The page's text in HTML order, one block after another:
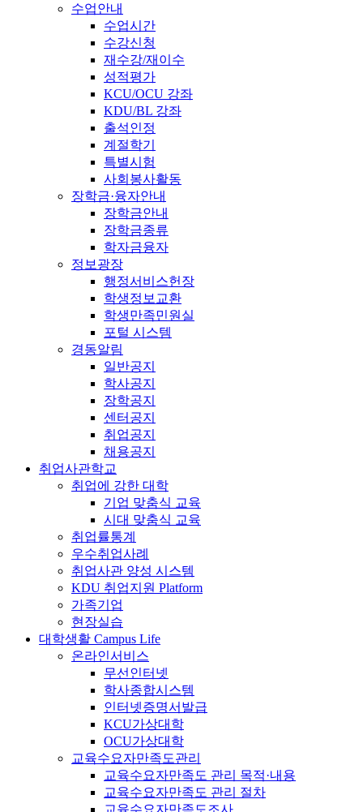
수업안내
수업시간
수강신청
재수강/재이수
성적평가
KCU/OCU 강좌
KDU/BL 강좌
출석인정
계절학기
특별시험
사회봉사활동
장학금·융자안내
장학금안내
장학금종류
학자금융자
정보광장
행정서비스헌장
학생정보교환
학생만족민원실
포털 시스템
경동알림
일반공지
학사공지
장학공지
센터공지
취업공지
채용공지
취업사관학교
취업에 강한 대학
기업 맞춤식 교육
시대 맞춤식 교육
취업률통계
우수취업사례
취업사관 양성 시스템
KDU 취업지원 Platform
가족기업
현장실습
대학생활 Campus Life
온라인서비스
무선인터넷
학사종합시스템
인터넷증명서발급
KCU가상대학
OCU가상대학
교육수요자만족도관리
교육수요자만족도 관리 목적·내용
교육수요자만족도 관리 절차